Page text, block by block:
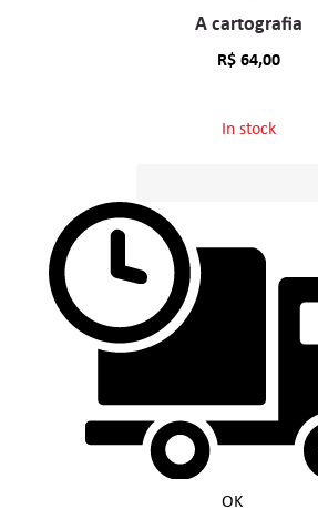
A cartografia
R$64,00
In stock
OK